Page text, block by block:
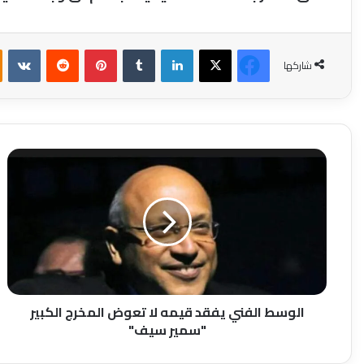
شاركها
فيسبوك‫X لينكدإن بينتيريست
الوسط
"سمير
سيف"الوسط الفني يفقد قيمه لا تعوض المخرج الكبير
"سمير سيف"